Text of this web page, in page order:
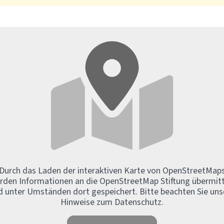
Durch das Laden der interaktiven Karte von
Informationen an die OpenStreetMap Stiftung
unter Umständen dort gespeichert. Bitte beachten Sie
Hinweise zum Datenschutz.